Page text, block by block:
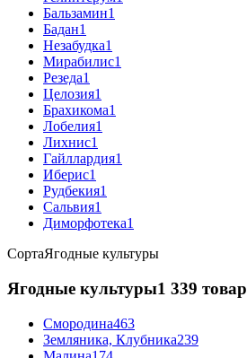
Бальзамин1
Бадан1
Незабудка1
Мирабилис1
Резеда1
Целозия1
Брахикома1
Лобелия1
Лихнис1
Гайллардия1
Иберис1
Рудбекия1
Сальвия1
Диморфотека1
СортаЯгодные культуры
Ягодные культуры1 339
Смородина463
Земляника, Клубника239